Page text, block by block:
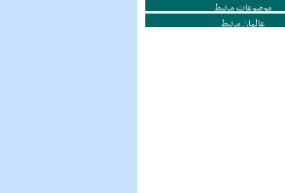
موضوعات مرتبط
عالمان مرتبط